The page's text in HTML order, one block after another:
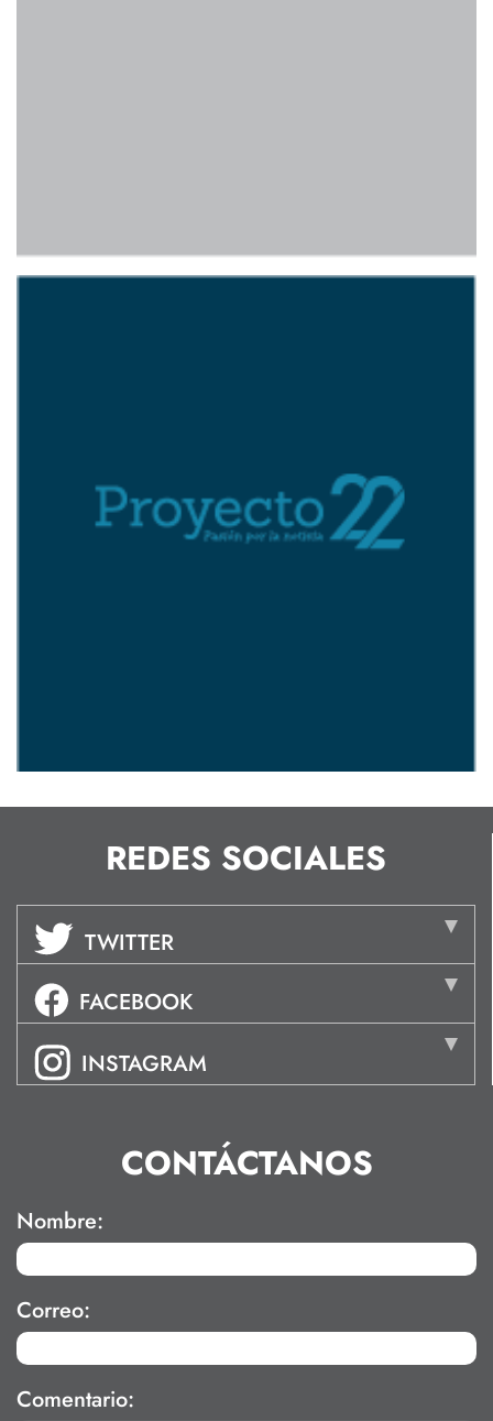
REDES SOCIALES
TWITTER
FACEBOOK
INSTAGRAM
CONTÁCTANOS
Nombre:
Correo:
Comentario: